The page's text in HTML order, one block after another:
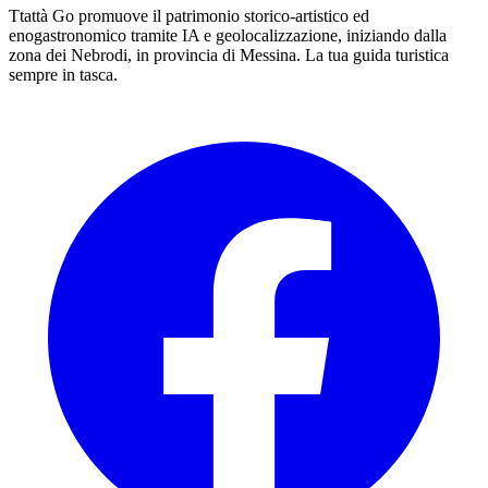
Ttattà Go promuove il patrimonio storico-artistico ed
enogastronomico tramite IA e geolocalizzazione, iniziando dalla
zona dei Nebrodi, in provincia di Messina. La tua guida turistica
sempre in tasca.